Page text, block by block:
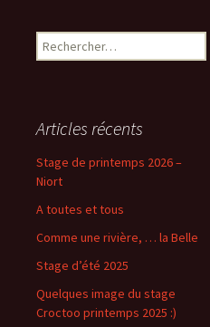
Rechercher :
Articles récents
Stage de printemps 2026 –
Niort
A toutes et tous
Comme une rivière, … la Belle
Stage d’été 2025
Quelques image du stage
Croctoo printemps 2025 :)